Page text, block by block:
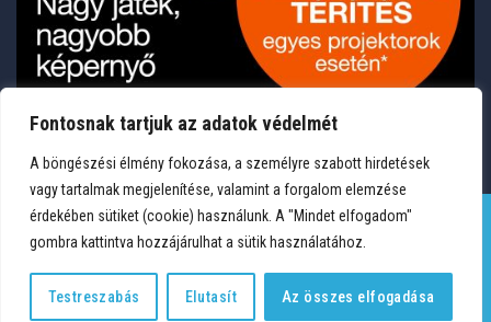
Fontosnak tartjuk az adatok védelmét
A böngészési élmény fokozása, a személyre szabott hirdetések
vagy tartalmak megjelenítése, valamint a forgalom elemzése
érdekében sütiket (cookie) használunk. A "Mindet elfogadom"
gombra kattintva hozzájárulhat a sütik használatához.
Testreszabás Elutasít Az összes elfogadása
Copyright 2026 © Medium Hungary Kft. Minden jog fenntartva.